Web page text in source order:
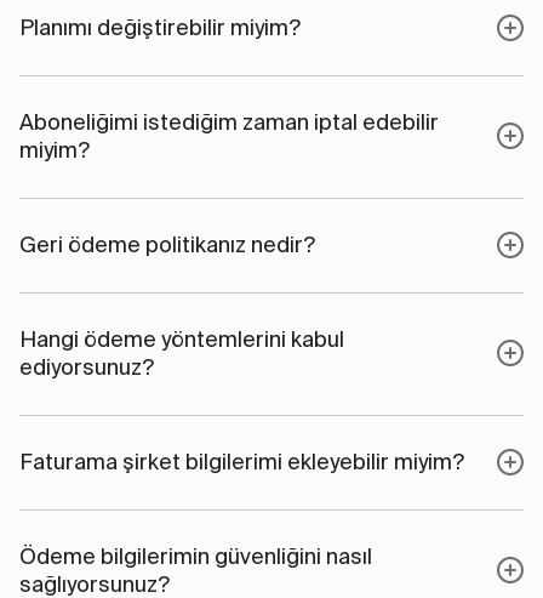
Planımı değiştirebilir miyim?
Aboneliğimi istediğim zaman iptal edebilir
miyim?
Geri ödeme politikanız nedir?
Hangi ödeme yöntemlerini kabul
ediyorsunuz?
Faturama şirket bilgilerimi ekleyebilir miyim?
Ödeme bilgilerimin güvenliğini nasıl
sağlıyorsunuz?